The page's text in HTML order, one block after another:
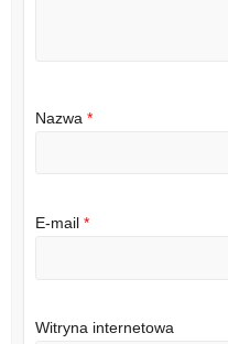
Nazwa *
E-mail *
Witryna internetowa